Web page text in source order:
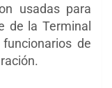
usadas para
de la Terminal
de